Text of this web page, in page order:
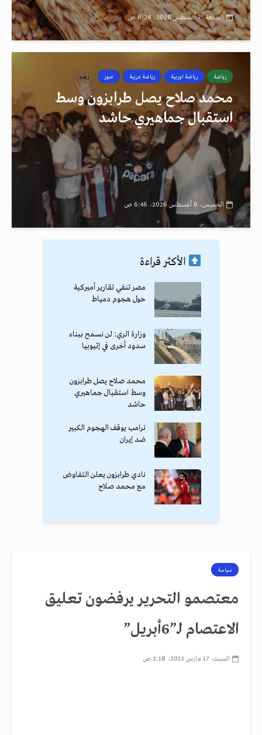
الجمعة، 7 أغسطس 2026، 6:28 ص
رياضة رياضة اوربية رياضة عربية صور رصد
محمد صلاح يصل طرابزون وسط
استقبال جماهيري حاشد
الخميس، 6 أغسطس 2026، 6:46 ص
الأكثر قراءة
مصر تنفي تقارير أميركية
حول هجوم دمياط
وزارة الري: لن نسمح ببناء
سدود أخرى في إثيوبيا
محمد صلاح يصل طرابزون
وسط استقبال جماهيري
حاشد
ترامب يوقف الهجوم الكبير
ضد إيران
نادي طرابزون يعلن التفاوض
مع محمد صلاح
سياسة
معتصمو التحرير يرفضون تعليق
الاعتصام لـ”6أبريل”
السبت، 17 مارس 2012، 2:18 ص